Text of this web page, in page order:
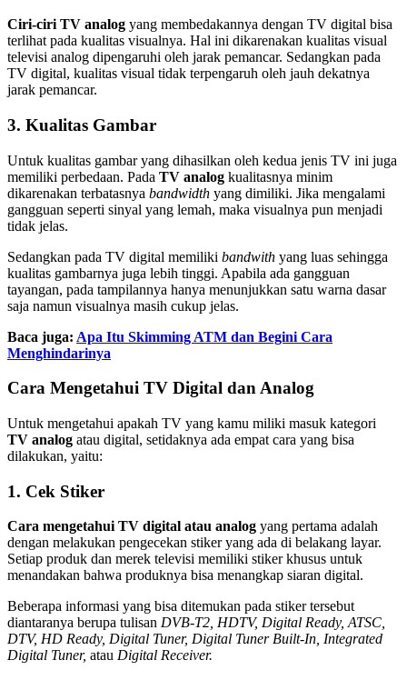
Ciri-ciri TV analog yang membedakannya dengan TV digital bisa
terlihat pada kualitas visualnya. Hal ini dikarenakan kualitas visual
televisi analog dipengaruhi oleh jarak pemancar. Sedangkan pada
TV digital, kualitas visual tidak terpengaruh oleh jauh dekatnya
jarak pemancar.
3. Kualitas Gambar
Untuk kualitas gambar yang dihasilkan oleh kedua jenis TV ini juga
memiliki perbedaan. Pada TV analog kualitasnya minim
dikarenakan terbatasnya bandwidth yang dimiliki. Jika mengalami
gangguan seperti sinyal yang lemah, maka visualnya pun menjadi
tidak jelas.
Sedangkan pada TV digital memiliki bandwith yang luas sehingga
kualitas gambarnya juga lebih tinggi. Apabila ada gangguan
tayangan, pada tampilannya hanya menunjukkan satu warna dasar
saja namun visualnya masih cukup jelas.
Baca juga: Apa Itu Skimming ATM dan Begini Cara
Menghindarinya
Cara Mengetahui TV Digital dan Analog
Untuk mengetahui apakah TV yang kamu miliki masuk kategori
TV analog atau digital, setidaknya ada empat cara yang bisa
dilakukan, yaitu:
1. Cek Stiker
Cara mengetahui TV digital atau analog yang pertama adalah
dengan melakukan pengecekan stiker yang ada di belakang layar.
Setiap produk dan merek televisi memiliki stiker khusus untuk
menandakan bahwa produknya bisa menangkap siaran digital.
Beberapa informasi yang bisa ditemukan pada stiker tersebut
diantaranya berupa tulisan DVB-T2, HDTV, Digital Ready, ATSC,
DTV, HD Ready, Digital Tuner, Digital Tuner Built-In, Integrated
Digital Tuner, atau Digital Receiver.